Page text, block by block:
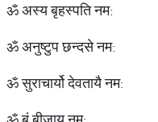
ॐ अस्य बृहस्पति नम:
ॐ अनुष्टुप छन्दसे नम:
ॐ सुराचार्यो देवतायै नम: